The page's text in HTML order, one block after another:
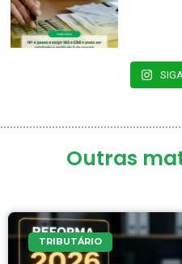
Outras
TRIBUTÁRIO